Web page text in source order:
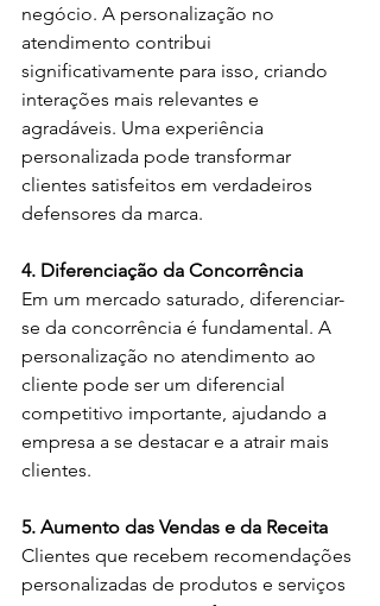
negócio. A personalização no
atendimento contribui
significativamente para isso, criando
interações mais relevantes e
agradáveis. Uma experiência
personalizada pode transformar
clientes satisfeitos em verdadeiros
defensores da marca.
4. Diferenciação da Concorrência
Em um mercado saturado, diferenciar-
se da concorrência é fundamental. A
personalização no atendimento ao
cliente pode ser um diferencial
competitivo importante, ajudando a
empresa a se destacar e a atrair mais
clientes.
5. Aumento das Vendas e da Receita
Clientes que recebem recomendações
personalizadas de produtos e serviços